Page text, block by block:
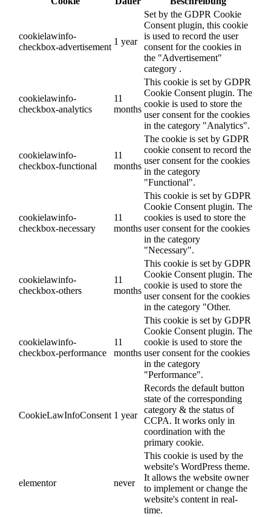
cookielawinfo-
checkbox-advertisement
1 year
Set by the GDPR Cookie
Consent plugin, this cookie
is used to record the user
consent for the cookies in
the "Advertisement"
category .
cookielawinfo-
checkbox-analytics
11
months
This cookie is set by GDPR
Cookie Consent plugin. The
cookie is used to store the
user consent for the cookies
in the category "Analytics".
cookielawinfo-
checkbox-functional
11
months
The cookie is set by GDPR
cookie consent to record the
user consent for the cookies
in the category
"Functional".
cookielawinfo-
checkbox-necessary
11
months
This cookie is set by GDPR
Cookie Consent plugin. The
cookies is used to store the
user consent for the cookies
in the category
"Necessary".
cookielawinfo-
checkbox-others
11
months
This cookie is set by GDPR
Cookie Consent plugin. The
cookie is used to store the
user consent for the cookies
in the category "Other.
cookielawinfo-
checkbox-performance
11
months
This cookie is set by GDPR
Cookie Consent plugin. The
cookie is used to store the
user consent for the cookies
in the category
"Performance".
CookieLawInfoConsent 1 year
Records the default button
state of the corresponding
category & the status of
CCPA. It works only in
coordination with the
primary cookie.
elementor never
This cookie is used by the
website's WordPress theme.
It allows the website owner
to implement or change the
website's content in real-
time.